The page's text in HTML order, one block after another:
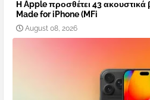
Η Apple προσθέτει 43
Made for iPhone (MFi
August 08, 2026